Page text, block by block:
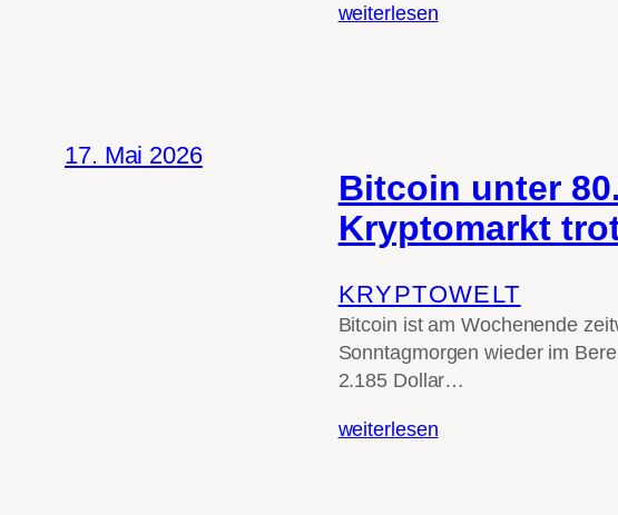
weiterlesen
17. Mai 2026
Bitcoin unter
Kryptomarkt
KRYPTOWELT
Bitcoin ist am Wochenende
Sonntagmorgen wieder im
2.185 Dollar…
weiterlesen